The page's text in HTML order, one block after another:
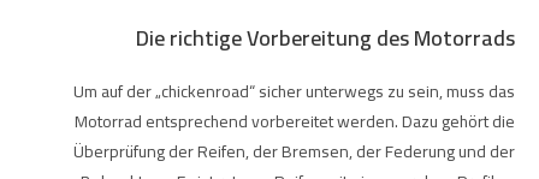
Die richtige Vorbereitung des Motorrads
Um auf der „chickenroad“ sicher unterwegs zu sein, muss das
Motorrad entsprechend vorbereitet werden. Dazu gehört die
Überprüfung der Reifen, der Bremsen, der Federung und der